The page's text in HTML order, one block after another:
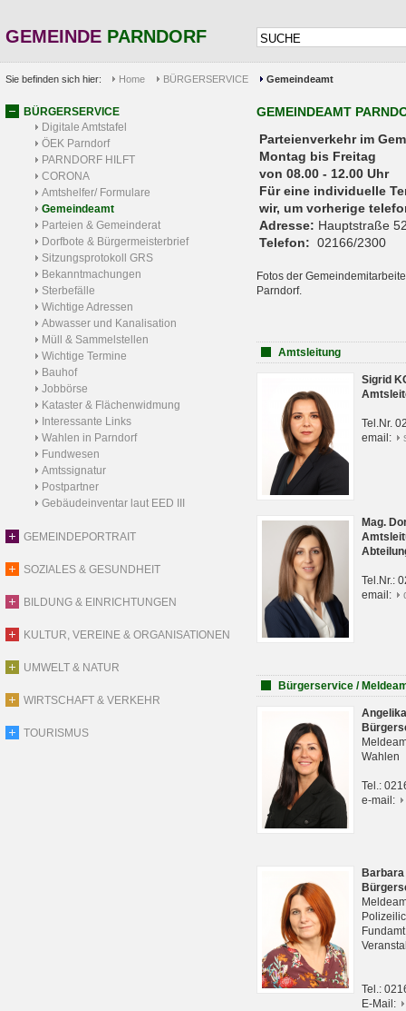
GEMEINDE PARNDORF
Sie befinden sich hier: Home BÜRGERSERVICE Gemeindeamt
BÜRGERSERVICE
Digitale Amtstafel
ÖEK Parndorf
PARNDORF HILFT
CORONA
Amtshelfer/ Formulare
Gemeindeamt
Parteien & Gemeinderat
Dorfbote & Bürgermeisterbrief
Sitzungsprotokoll GRS
Bekanntmachungen
Sterbefälle
Wichtige Adressen
Abwasser und Kanalisation
Müll & Sammelstellen
Wichtige Termine
Bauhof
Jobbörse
Kataster & Flächenwidmung
Interessante Links
Wahlen in Parndorf
Fundwesen
Amtssignatur
Postpartner
Gebäudeinventar laut EED III
GEMEINDEPORTRAIT
SOZIALES & GESUNDHEIT
BILDUNG & EINRICHTUNGEN
KULTUR, VEREINE & ORGANISATIONEN
UMWELT & NATUR
WIRTSCHAFT & VERKEHR
TOURISMUS
GEMEINDEAMT
Parteienverkehr
Montag bis Freitag
von 08.00 - 12.00 Uhr
Für eine individuelle
wir, um vorherige
Adresse: Hauptstraße
Telefon: 02166/2300
Fotos der
Parndorf.
Amtsleitung
Sigrid
Tel.Nr.
email:
Mag.
Tel.Nr.:
email:
Bürgerservice /
Wahlen
Tel.:
e-mail:
Tel.:
E-Mail: